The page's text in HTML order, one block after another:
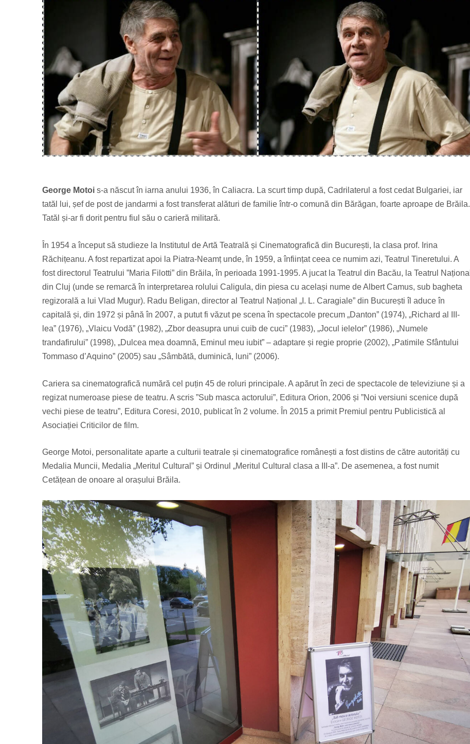
George Motoi s-a născut în iarna anului 1936, în Caliacra. La scurt timp după, Cadrilaterul a fost cedat Bulgariei, iar
tatăl lui, șef de post de jandarmi a fost transferat alături de familie într-o comună din Bărăgan, foarte aproape de Brăila.
Tatăl și-ar fi dorit pentru fiul său o carieră militară.
În 1954 a început să studieze la Institutul de Artă Teatrală și Cinematografică din București, la clasa prof. Irina
Răchițeanu. A fost repartizat apoi la Piatra-Neamț unde, în 1959, a înființat ceea ce numim azi, Teatrul Tineretului. A
fost directorul Teatrului ”Maria Filotti” din Brăila, în perioada 1991-1995. A jucat la Teatrul din Bacău, la Teatrul Național
din Cluj (unde se remarcă în interpretarea rolului Caligula, din piesa cu același nume de Albert Camus, sub bagheta
regizorală a lui Vlad Mugur). Radu Beligan, director al Teatrul Național „I. L. Caragiale” din București îl aduce în
capitală și, din 1972 și până în 2007, a putut fi văzut pe scena în spectacole precum „Danton” (1974), „Richard al III-
lea” (1976), „Vlaicu Vodă” (1982), „Zbor deasupra unui cuib de cuci” (1983), „Jocul ielelor” (1986), „Numele
trandafirului” (1998), „Dulcea mea doamnă, Eminul meu iubit” – adaptare și regie proprie (2002), „Patimile Sfântului
Tommaso d’Aquino” (2005) sau „Sâmbătă, duminică, luni” (2006).
Cariera sa cinematografică numără cel puțin 45 de roluri principale. A apărut în zeci de spectacole de televiziune și a
regizat numeroase piese de teatru. A scris ”Sub masca actorului”, Editura Orion, 2006 și ”Noi versiuni scenice după
vechi piese de teatru”, Editura Coresi, 2010, publicat în 2 volume. În 2015 a primit Premiul pentru Publicistică al
Asociației Criticilor de film.
George Motoi, personalitate aparte a culturii teatrale și cinematografice românești a fost distins de către autorități cu
Medalia Muncii, Medalia „Meritul Cultural” și Ordinul „Meritul Cultural clasa a III-a”. De asemenea, a fost numit
Cetățean de onoare al orașului Brăila.